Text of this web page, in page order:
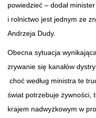
powiedzieć – dodał
i rolnictwo jest jednym ze
Andrzeja Dudy.
Obecna sytuacja
zrywanie się kanałów
choć według ministra te
świat potrzebuje żywności,
krajem nadwyżkowym w